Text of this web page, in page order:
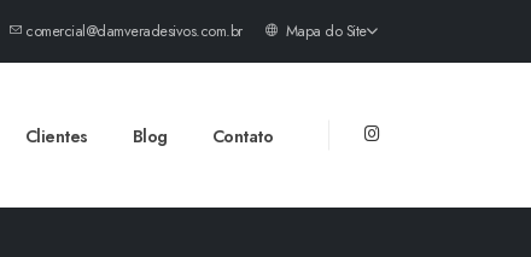
comercial@damveradesivos.com.br Mapa do Site
Clientes Blog Contato